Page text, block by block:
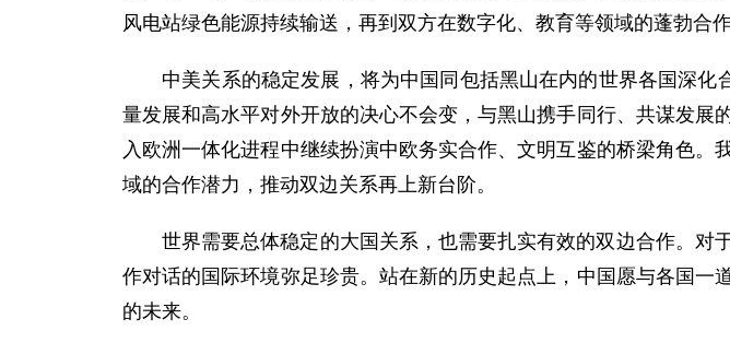
风电站绿色能源持续输送，再到双方在数字化、教育等领域的蓬勃合
中美关系的稳定发展，将为中国同包括黑山在内的世界各国深
量发展和高水平对外开放的决心不会变，与黑山携手同行、共谋发
入欧洲一体化进程中继续扮演中欧务实合作、文明互鉴的桥梁角色
域的合作潜力，推动双边关系再上新台阶。
世界需要总体稳定的大国关系，也需要扎实有效的双边合作。
作对话的国际环境弥足珍贵。站在新的历史起点上，中国愿与各国
的未来。